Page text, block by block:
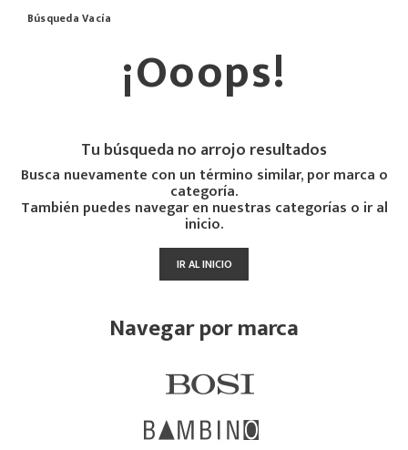
Búsqueda Vacía
¡Ooops!
Tu búsqueda no arrojo resultados
Busca nuevamente con un término similar, por marca o
categoría.
También puedes navegar en nuestras categorías o ir al
inicio.
IR AL INICIO
Navegar por marca